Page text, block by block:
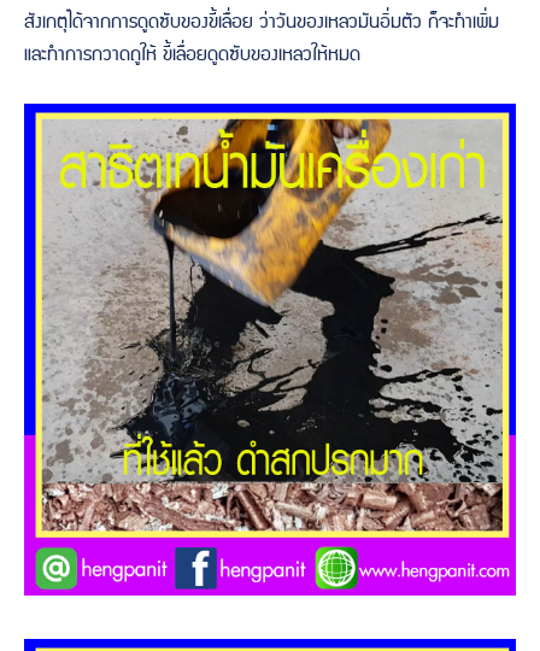
สังเกตุได้จากการดูดซับของขี้เลื่อย ว่าวันของเหลวมันอิ่มตัว ก็จะทำเพิ่ม
และทำการกวาดถูให้ ขี้เลื่อยดูดซับของเหลวให้หมด